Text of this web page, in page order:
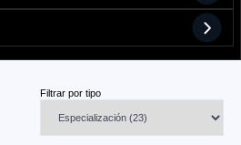
Filtrar por tipo